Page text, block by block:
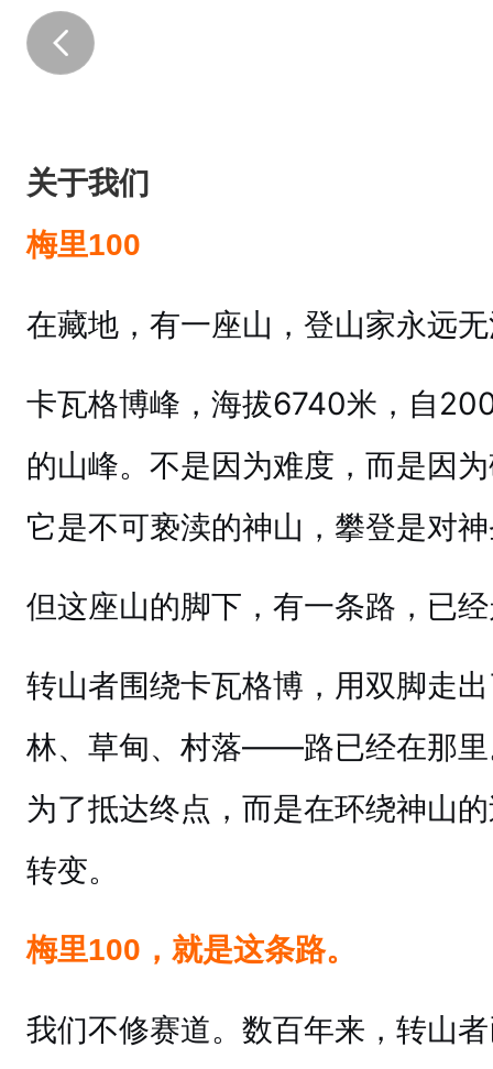
关于我们
梅里100
在藏地，有一座山，登山家永远
卡瓦格博峰，海拔6740米，自
的山峰。不是因为难度，而是因
它是不可亵渎的神山，攀登是对
但这座山的脚下，有一条路，已
转山者围绕卡瓦格博，用双脚走
林、草甸、村落——路已经在那里
为了抵达终点，而是在环绕神山
转变。
梅里100，就是这条路。
我们不修赛道。数百年来，转山